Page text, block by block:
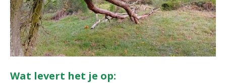
Wat levert het je op: